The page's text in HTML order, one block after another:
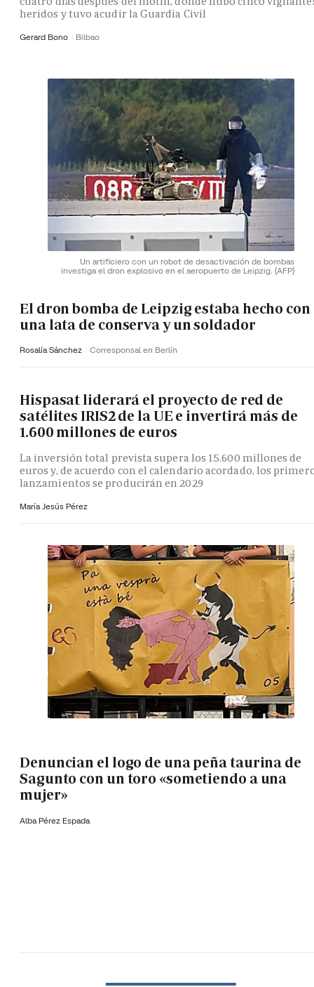
heridos y tuvo acudir la Guardia Civil
Gerard Bono Bilbao
Un artificiero con un robot de desactivación de bombas
investiga el dron explosivo en el aeropuerto de Leipzig. (AFP)
El dron bomba de Leipzig estaba hecho con
una lata de conserva y un soldador
Rosalía Sánchez Corresponsal en Berlín
Hispasat liderará el proyecto de red de
satélites IRIS2 de la UE e invertirá más de
1.600 millones de euros
La inversión total prevista supera los 15.600 millones de
euros y, de acuerdo con el calendario acordado, los
lanzamientos se producirán en 2029
María Jesús Pérez
Denuncian el logo de una peña taurina de
Sagunto con un toro «sometiendo a una
mujer»
Alba Pérez Espada